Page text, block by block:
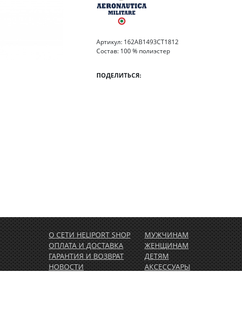
Артикул: 162AB1493CT1812
Состав: 100 % полиэстер
ПОДЕЛИТЬСЯ:
О СЕТИ HELIPORT SHOP
ОПЛАТА И ДОСТАВКА
ГАРАНТИЯ И ВОЗВРАТ
НОВОСТИ
МУЖЧИНАМ
ЖЕНЩИНАМ
ДЕТЯМ
АКСЕССУАРЫ